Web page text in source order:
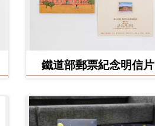
鐵道部郵票紀念明信片